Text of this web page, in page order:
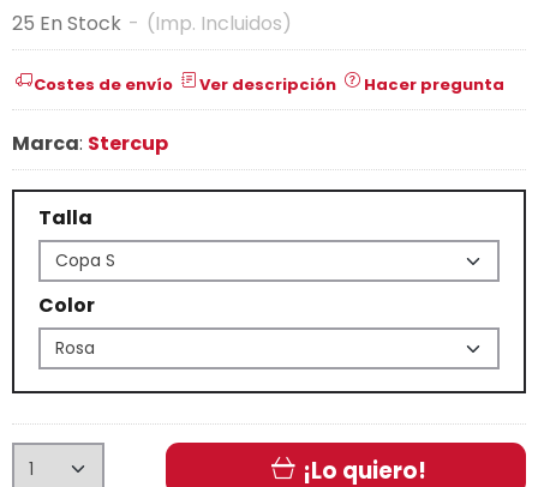
25 En Stock - (Imp. Incluidos)
Costes de envío Ver descripción Hacer pregunta
Marca: Stercup
Talla
Color
¡Lo quiero!